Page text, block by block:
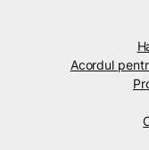
Acordul